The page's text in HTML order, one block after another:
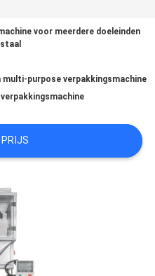
voor meerdere doeleinden
multi-purpose verpakkingsmachine